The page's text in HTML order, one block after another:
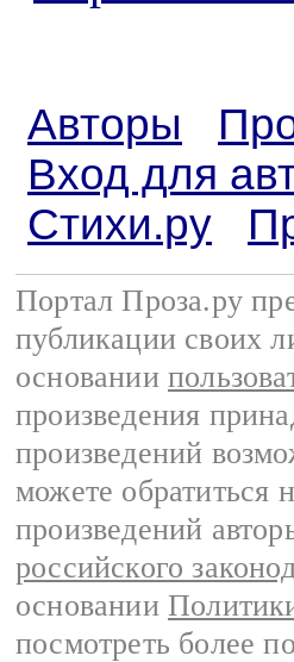
Авторы
Вход для
Стихи.ру
Портал Проза.ру
публикации своих
основании
произведения
произведений
можете обратиться
произведений
российского
основании
посмотреть более